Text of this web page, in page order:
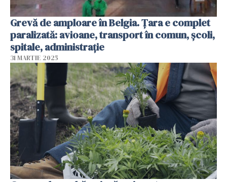
Grevă de amploare în Belgia. Țara e complet
paralizată: avioane, transport în comun, școli,
spitale, administrație
31 MARTIE 2025